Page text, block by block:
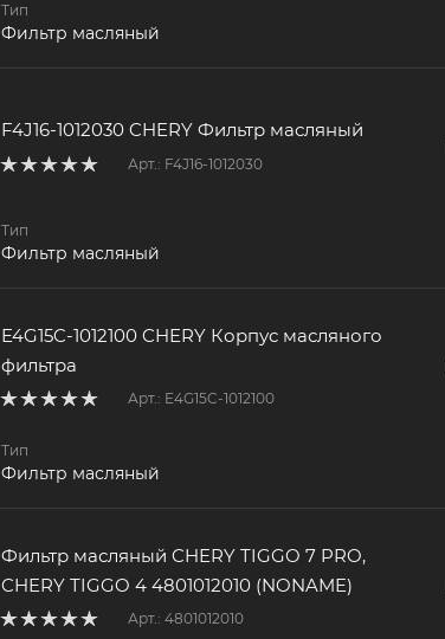
Тип
Фильтр масляный
F4J16-1012030 CHERY Фильтр масляный
Арт.: F4J16-1012030
Тип
Фильтр масляный
E4G15C-1012100 CHERY Корпус масляного
фильтра
Арт.: E4G15C-1012100
Тип
Фильтр масляный
Фильтр масляный CHERY TIGGO 7 PRO,
CHERY TIGGO 4 4801012010 (NONAME)
Арт.: 4801012010